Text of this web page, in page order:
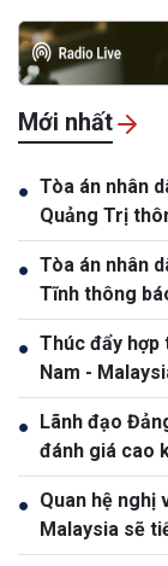
Mới nhất
● Tòa án nhân
Quảng Trị
Phạm Thị
19/10/1991
● Tòa án nhân
Tĩnh thông
Thanh, sinh
● Thúc đẩy hợp
Nam -
● Lãnh đạo
đánh giá cao
Quân đội hai
● Quan hệ nghị
Malaysia sẽ